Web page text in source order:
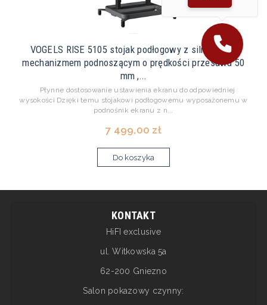
VOGELS RISE 5105 stojak podłogowy z silnikowym
mechanizmem podnoszącym o prędkości przesuwu 50
mm ,...
Płynne dostosowanie ustawienia ekranu do odpowiedniej
wysokości Dzięki temu stojakowi podłogowemu wyposażonemu w
podnośnik ekranu z n...
7 499,00 zł
Do koszyka
KONTAKT
HiFI exclusive
ul. Witkowska 5a
62-200 Gniezno
Salon pokazowy czynny: